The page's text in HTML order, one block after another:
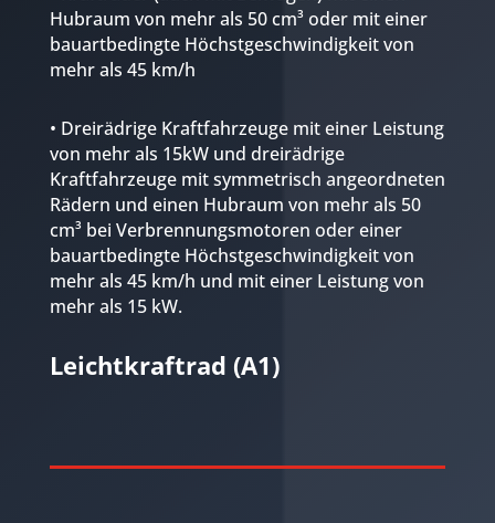
Hubraum von mehr als 50 cm³ oder mit einer
bauartbedingte Höchstgeschwindigkeit von
mehr als 45 km/h
• Dreirädrige Kraftfahrzeuge mit einer Leistung
von mehr als 15kW und dreirädrige
Kraftfahrzeuge mit symmetrisch angeordneten
Rädern und einen Hubraum von mehr als 50
cm³ bei Verbrennungsmotoren oder einer
bauartbedingte Höchstgeschwindigkeit von
mehr als 45 km/h und mit einer Leistung von
mehr als 15 kW.
Leichtkraftrad (A1)